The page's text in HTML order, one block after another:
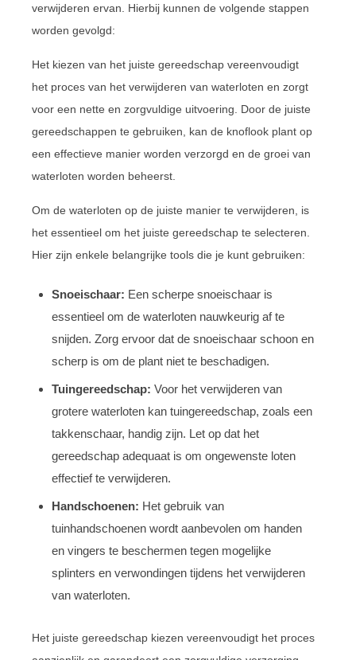
verwijderen ervan. Hierbij kunnen de volgende stappen
worden gevolgd:
Het kiezen van het juiste gereedschap vereenvoudigt
het proces van het verwijderen van waterloten en zorgt
voor een nette en zorgvuldige uitvoering. Door de juiste
gereedschappen te gebruiken, kan de knoflook plant op
een effectieve manier worden verzorgd en de groei van
waterloten worden beheerst.
Om de waterloten op de juiste manier te verwijderen, is
het essentieel om het juiste gereedschap te selecteren.
Hier zijn enkele belangrijke tools die je kunt gebruiken:
Snoeischaar: Een scherpe snoeischaar is
essentieel om de waterloten nauwkeurig af te
snijden. Zorg ervoor dat de snoeischaar schoon en
scherp is om de plant niet te beschadigen.
Tuingereedschap: Voor het verwijderen van
grotere waterloten kan tuingereedschap, zoals een
takkenschaar, handig zijn. Let op dat het
gereedschap adequaat is om ongewenste loten
effectief te verwijderen.
Handschoenen: Het gebruik van
tuinhandschoenen wordt aanbevolen om handen
en vingers te beschermen tegen mogelijke
splinters en verwondingen tijdens het verwijderen
van waterloten.
Het juiste gereedschap kiezen vereenvoudigt het proces